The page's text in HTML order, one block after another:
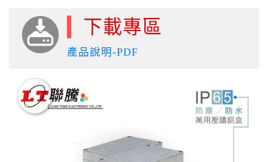
下載專區
產品說明-PDF